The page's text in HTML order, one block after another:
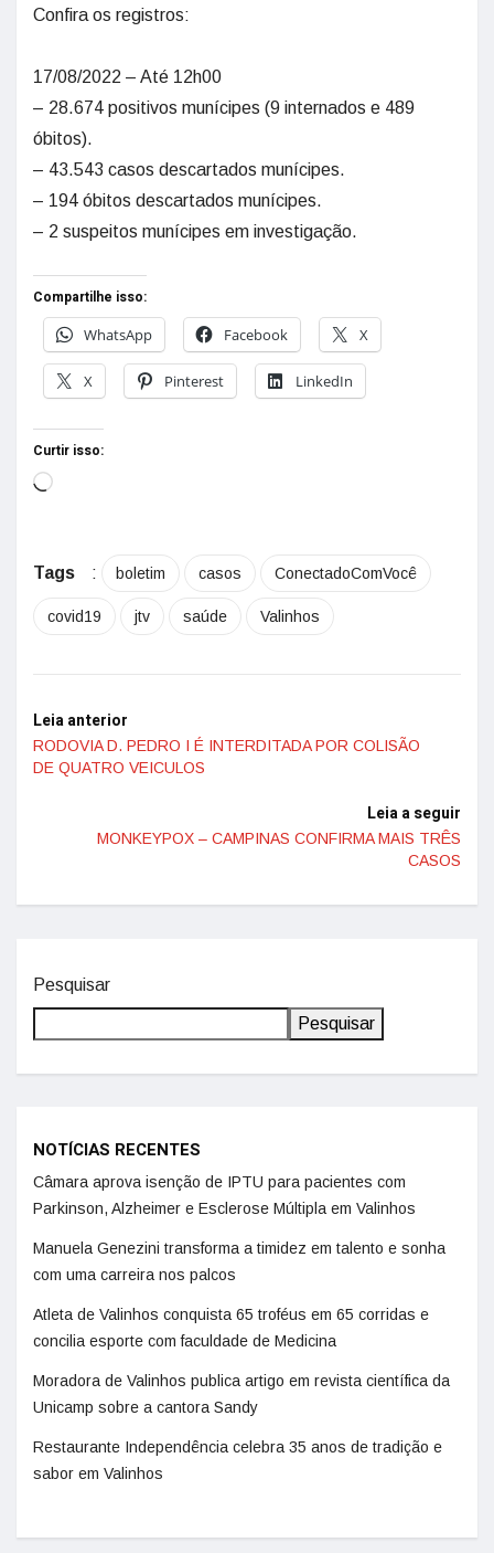
Confira os registros:
17/08/2022 – Até 12h00
– 28.674 positivos munícipes (9 internados e 489
óbitos).
– 43.543 casos descartados munícipes.
– 194 óbitos descartados munícipes.
– 2 suspeitos munícipes em investigação.
Compartilhe isso:
WhatsApp
Facebook X
X Pinterest LinkedIn
Curtir isso:
Tags : boletim casos ConectadoComVocê
covid19 jtv saúde Valinhos
Leia anterior
RODOVIA D. PEDRO I É INTERDITADA POR COLISÃO
DE QUATRO VEICULOS
Leia a seguir
MONKEYPOX – CAMPINAS CONFIRMA MAIS TRÊS
CASOS
Pesquisar
Pesquisar
NOTÍCIAS RECENTES
Câmara aprova isenção de IPTU para pacientes com
Parkinson, Alzheimer e Esclerose Múltipla em Valinhos
Manuela Genezini transforma a timidez em talento e sonha
com uma carreira nos palcos
Atleta de Valinhos conquista 65 troféus em 65 corridas e
concilia esporte com faculdade de Medicina
Moradora de Valinhos publica artigo em revista científica da
Unicamp sobre a cantora Sandy
Restaurante Independência celebra 35 anos de tradição e
sabor em Valinhos